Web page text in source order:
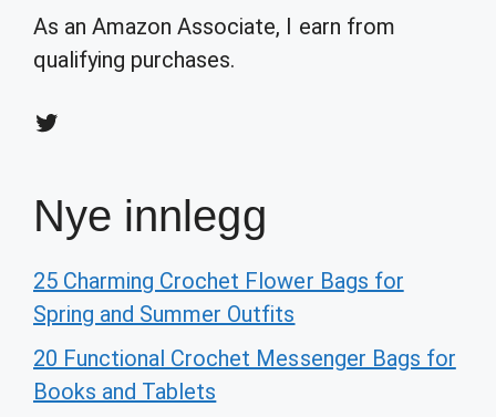
As an Amazon Associate, I earn from
qualifying purchases.
Twitter
Nye innlegg
25 Charming Crochet Flower Bags for
Spring and Summer Outfits
20 Functional Crochet Messenger Bags for
Books and Tablets